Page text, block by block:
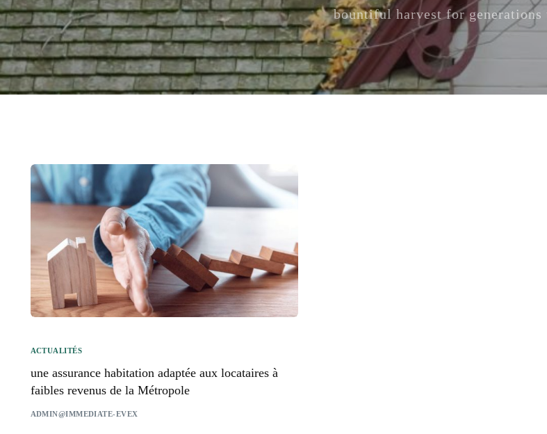
bountiful harvest for generations
ACTUALITÉS
une assurance habitation adaptée aux locataires à
faibles revenus de la Métropole
ADMIN@IMMEDIATE-EVEX